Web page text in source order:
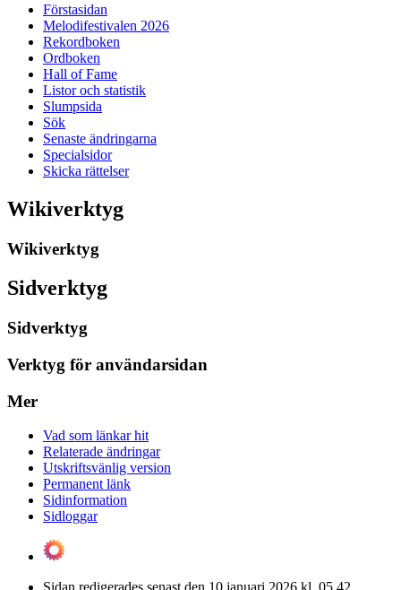
Förstasidan
Melodifestivalen 2026
Rekordboken
Ordboken
Hall of Fame
Listor och statistik
Slumpsida
Sök
Senaste ändringarna
Specialsidor
Skicka rättelser
Wikiverktyg
Wikiverktyg
Sidverktyg
Sidverktyg
Verktyg för användarsidan
Mer
Vad som länkar hit
Relaterade ändringar
Utskriftsvänlig version
Permanent länk
Sidinformation
Sidloggar